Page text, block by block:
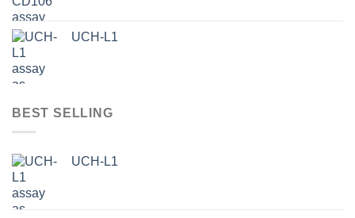
UCH-L1
BEST SELLING
UCH-L1